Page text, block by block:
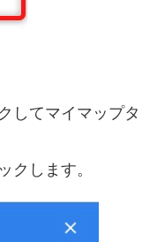
してマイマップタ
クします。